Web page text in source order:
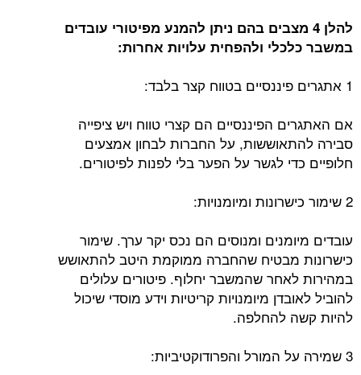
להלן 4 מצבים בהם ניתן להמנע מפיטורי עובדים
במשבר כלכלי ולהפחית עלויות אחרות:
1 אתגרים פיננסיים בטווח קצר בלבד:
אם האתגרים הפיננסיים הם קצרי טווח ויש ציפייה
סבירה להתאוששות, על החברות לבחון אמצעים
חלופיים כדי לגשר על הפער בלי לפנות לפיטורים.
2 שימור כישרונות ומיומנויות:
עובדים מיומנים ומנוסים הם נכס יקר ערך. שימור
כישרונות מבטיח שהחברה ממוקמת היטב להתאושש
במהירות לאחר שהמשבר יחלוף. פיטורים עלולים
להוביל לאובדן מיומנויות קריטיות וידע מוסדי שיכול
להיות קשה להחלפה.
3 שמירה על המורל והפרודוקטיביות: